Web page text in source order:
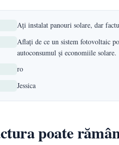
Ați instalat panouri solare, dar
Aflați de ce un sistem fotovoltaic
autoconsumul și economiile solare.
ro
Jessica
poate